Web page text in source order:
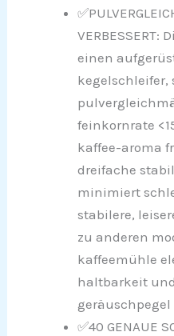
einen
kegelschleifer,
feinkornrate
kaffee-aroma
dreifache
minimiert
stabilere,
zu anderen
kaffeemühle
haltbarkeit
geräuschpegel
✅40 GENAUE